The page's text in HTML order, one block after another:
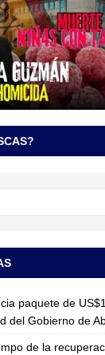
paquete de
del Gobierno de
de la